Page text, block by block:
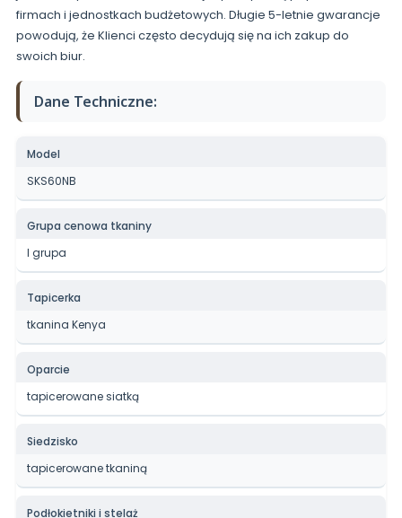
firmach i jednostkach budżetowych. Długie 5-letnie gwarancje
powodują, że Klienci często decydują się na ich zakup do
swoich biur.
Dane Techniczne:
Model
SKS60NB
Grupa cenowa tkaniny
I grupa
Tapicerka
tkanina Kenya
Oparcie
tapicerowane siatką
Siedzisko
tapicerowane tkaniną
Podłokietniki i stelaż